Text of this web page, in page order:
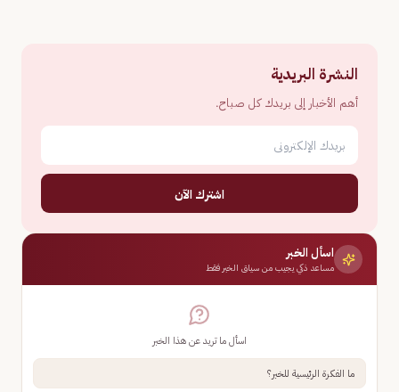
النشرة البريدية
أهم الأخبار إلى بريدك كل صباح.
اشترك الآن
اسأل الخبر
مساعد ذكي يجيب من سياق الخبر فقط
اسأل ما تريد عن هذا الخبر
ما الفكرة الرئيسية للخبر؟